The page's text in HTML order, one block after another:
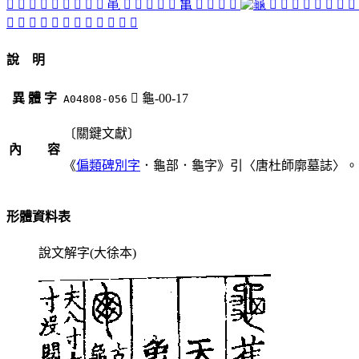
𠁴 𠃾 󷅍 󷅸 𤕣 󷄶 𧑴 󷅤 󷅙 黾 󷆂 󷅽 󷅻 󷅺 󷆎 亀 󷅟 󷅀 󷅊 󷅲 󷄺 󷅌 󷆏 𪚦 󷅇 󷅘 󷅷 󷄵
󷅰 󷅿 󷅳 󷆌 󷄷 󷅣 󷅼 󷅠 󷆅 󷄹 𪚧 𪚿
說 明
異 體 字 A04808-056 󷅞 龜-00-17
內 容
〔關鍵文獻〕
《偏類碑別字 ．龜部．龜字》引〈唐杜師廓墓誌〉。
形體資料表
說文解字(大徐本)